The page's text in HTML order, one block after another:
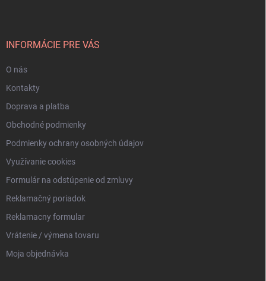
INFORMÁCIE PRE VÁS
O nás
Kontakty
Doprava a platba
Obchodné podmienky
Podmienky ochrany osobných údajov
Využívanie cookies
Formulár na odstúpenie od zmluvy
Reklamačný poriadok
Reklamacny formular
Vrátenie / výmena tovaru
Moja objednávka